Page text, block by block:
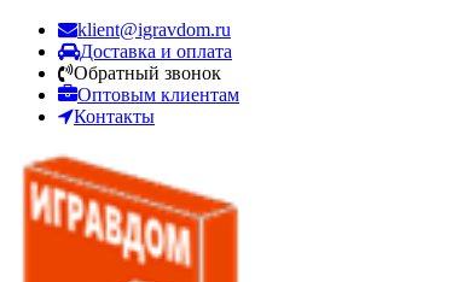
klient@igravdom.ru
Доставка и оплата
Обратный звонок
Оптовым клиентам
Контакты